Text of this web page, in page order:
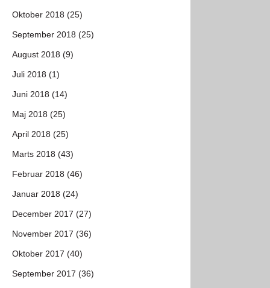
Oktober 2018 (25)
September 2018 (25)
August 2018 (9)
Juli 2018 (1)
Juni 2018 (14)
Maj 2018 (25)
April 2018 (25)
Marts 2018 (43)
Februar 2018 (46)
Januar 2018 (24)
December 2017 (27)
November 2017 (36)
Oktober 2017 (40)
September 2017 (36)